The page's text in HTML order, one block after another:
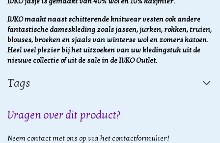
IVKO maakt naast schitterende knitwear vesten ook andere
fantastische dameskleding zoals jassen, jurken, rokken, truien,
blouses, broeken en sjaals van winterse wol en zomers katoen.
Heel veel plezier bij het uitzoeken van uw kledingstuk uit de
nieuwe collectie of uit de sale in de IVKO Outlet.
Tags
Vragen over dit product?
Neem contact met ons op via het contactformulier!